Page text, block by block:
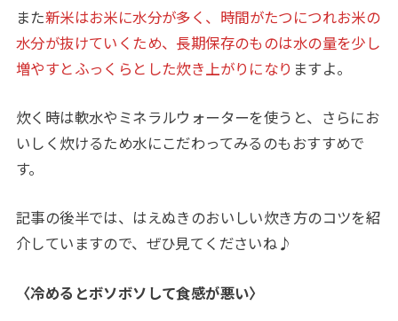
また新米はお米に水分が多く、時間がたつにつれお米の
水分が抜けていくため、長期保存のものは水の量を少し
増やすとふっくらとした炊き上がりになり ますよ。
炊く時は軟水やミネラルウォーターを使うと、さらにお
いしく炊けるため水にこだわってみるのもおすすめで
す。
記事の後半では、はえぬきのおいしい炊き方のコツを紹
介していますので、ぜひ見てくださいね♪
〈冷めるとボソボソして食感が悪い〉